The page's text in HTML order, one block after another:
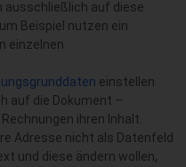
ausschließlich auf diese
Beispiel nutzen ein
einzelnen
einstellen
auf die Dokument –
ihren Inhalt.
Adresse nicht als Datenfeld
und diese ändern wollen,